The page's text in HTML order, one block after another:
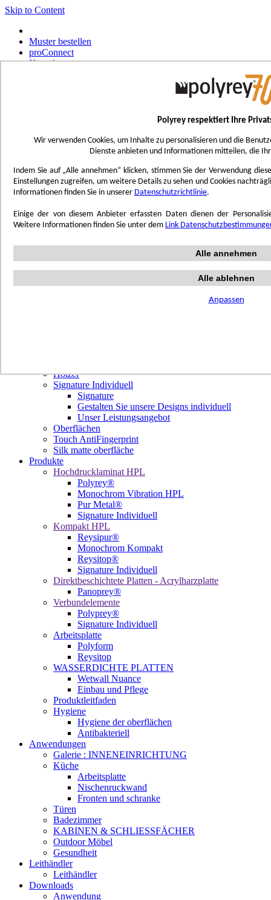
Polyrey respektiert Ihre
Wir verwenden Cookies, um Inhalte zu personalisieren und die
Dienste anbieten und Informationen mitteilen, die
Indem Sie auf „Alle annehmen“ klicken, stimmen Sie der Verwendung
Einstellungen zugreifen, um weitere Details zu sehen und Cookies
Informationen finden Sie in unserer Datenschutzrichtlinie.
Einige der von diesem Anbieter erfassten Daten dienen der
Weitere Informationen finden Sie unter dem Link
Alle annehmen
Alle ablehnen
Anpassen
Skip to Content
Muster bestellen
proConnect
Kontakt
UK - Ireland
Português
Italiano
Nederlands
Toggle Nav
Menu
Inspiration
Authentic Travertine
Hölzer
Signature Individuell
Signature
Gestalten Sie unsere Designs individuell
Unser Leistungsangebot
Oberflächen
Touch AntiFingerprint
Silk matte oberfläche
Produkte
Hochdrucklaminat HPL
Polyrey®
Monochrom Vibration HPL
Pur Metal®
Signature Individuell
Kompakt HPL
Reysipur®
Monochrom Kompakt
Reysitop®
Signature Individuell
Direktbeschichtete Platten - Acrylharzplatte
Panoprey®
Verbundelemente
Polyprey®
Signature Individuell
Arbeitsplatte
Polyform
Reysitop
WASSERDICHTE PLATTEN
Wetwall Nuance
Einbau und Pflege
Produktleitfaden
Hygiene
Hygiene der oberflächen
Antibakteriell
Anwendungen
Galerie : INNENEINRICHTUNG
Küche
Arbeitsplatte
Nischenruckwand
Fronten und schranke
Türen
Badezimmer
KABINEN & SCHLIESSFÄCHER
Outdoor Möbel
Gesundheit
Leithändler
Leithändler
Downloads
Anwendung